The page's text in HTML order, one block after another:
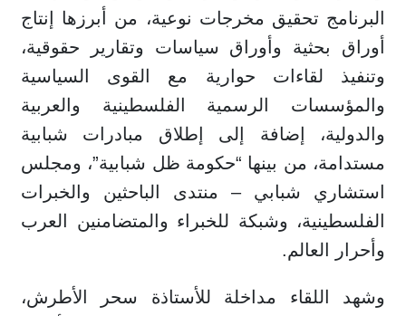
البرنامج تحقيق مخرجات نوعية، من أبرزها إنتاج
أوراق بحثية وأوراق سياسات وتقارير حقوقية،
وتنفيذ لقاءات حوارية مع القوى السياسية
والمؤسسات الرسمية الفلسطينية والعربية
والدولية، إضافة إلى إطلاق مبادرات شبابية
مستدامة، من بينها “حكومة ظل شبابية”، ومجلس
استشاري شبابي – منتدى الباحثين والخبرات
الفلسطينية، وشبكة للخبراء والمتضامنين العرب
وأحرار العالم.
وشهد اللقاء مداخلة للأستاذة سحر الأطرش،